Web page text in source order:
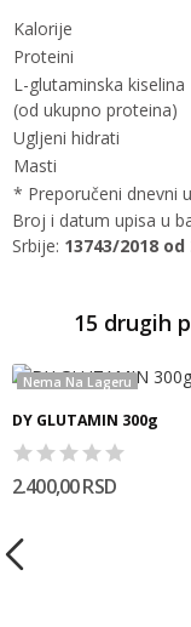
Kalorije
Proteini
L-glutaminska kiselina
(od ukupno proteina)
Ugljeni hidrati
Masti
* Preporučeni dnevni
Broj i datum upisa u
Srbije: 13743/2018 od
15 drugih
Nema Na Lageru
DY GLUTAMIN 300g
2.400,00 RSD